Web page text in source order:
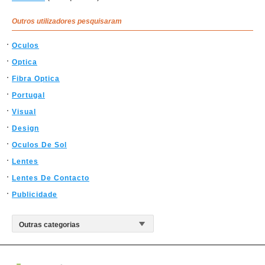
Outros utilizadores pesquisaram
Oculos
Optica
Fibra Optica
Portugal
Visual
Design
Oculos De Sol
Lentes
Lentes De Contacto
Publicidade